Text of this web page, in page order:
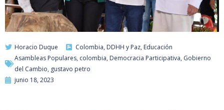
Horacio Duque Colombia, DDHH y Paz, Educación
Asambleas Populares, colombia, Democracia Participativa, Gobierno
del Cambio, gustavo petro
junio 18, 2023